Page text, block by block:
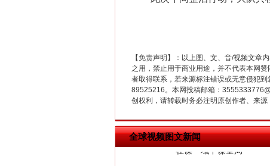
【免责声明】：以上图、文、音/视频文章
之用，禁止用于商业用途，并不代表本网
者取得联系，若来源标注错误或无意侵犯
89525216。本网投稿邮箱：
创权利，请转载时务必注明原创作者、来源
全球视频图文新闻
在谋一域中谋全局